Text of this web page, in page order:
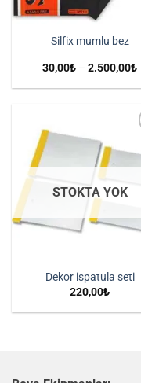
Silfix mumlu bez
30,00₺ – 2.500,00₺
STOKTA YOK
Dekor ispatula seti
220,00₺